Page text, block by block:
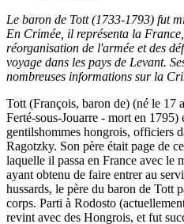
Le baron de Tott (1733-1793) fut
En Crimée, il représenta la
réorganisation de l'armée et des
voyage dans les pays de Levant.
nombreuses informations sur la
Tott (François, baron de) (né le 17
Ferté-sous-Jouarre - mort en
gentilshommes hongrois, officiers
Ragotzky. Son père était page de
laquelle il passa en France avec le
ayant obtenu de faire entrer au
hussards, le père du baron de Tott
corps. Parti à Rodosto
revint avec des Hongrois, et fut